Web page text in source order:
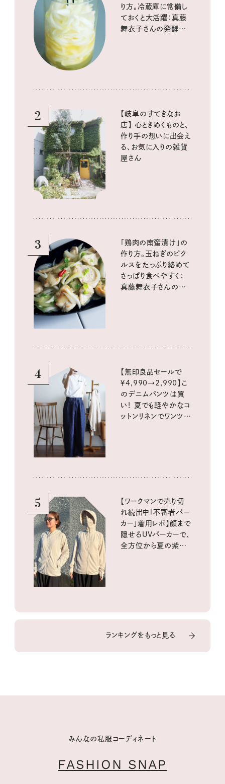
り方。冷蔵庫に常備し
ておくと大活躍：真藤
舞衣子さんの発酵と
2
【岐阜のすてきなお
店】 心ときめくものと、
作り手の想いに出会え
る、お気に入りの雑貨
屋さん
3
「鶏肉の南蛮漬け」の
作り方。玉ねぎのピク
ルスをたっぷり絡めて
さっぱり食べやすく：
真藤舞衣子さんの発
4
【無印良品セールで
￥4,990→2,990】こ
のデニムパンツは買
い！ 夏でも軽やかなコ
ットンリネンでワンツー
5
【ワークマンで売り切
れ続出中「不審者パー
カー」着用レポ】顔まで
隠せるUVパーカーで、
全方位から夏の紫外
ランキングをもっと見る
みんなの私服コーディネート
FASHION SNAP